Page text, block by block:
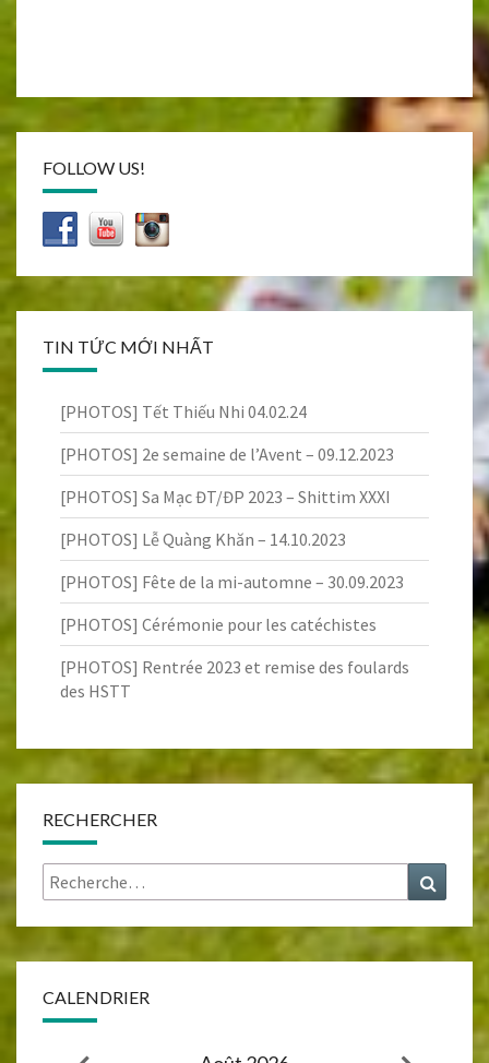
FOLLOW US!
TIN TỨC MỚI NHẤT
[PHOTOS] Tết Thiếu Nhi 04.02.24
[PHOTOS] 2e semaine de l’Avent – 09.12.2023
[PHOTOS] Sa Mạc ĐT/ĐP 2023 – Shittim XXXI
[PHOTOS] Lễ Quàng Khăn – 14.10.2023
[PHOTOS] Fête de la mi-automne – 30.09.2023
[PHOTOS] Cérémonie pour les catéchistes
[PHOTOS] Rentrée 2023 et remise des foulards
des HSTT
RECHERCHER
Rechercher :
CALENDRIER